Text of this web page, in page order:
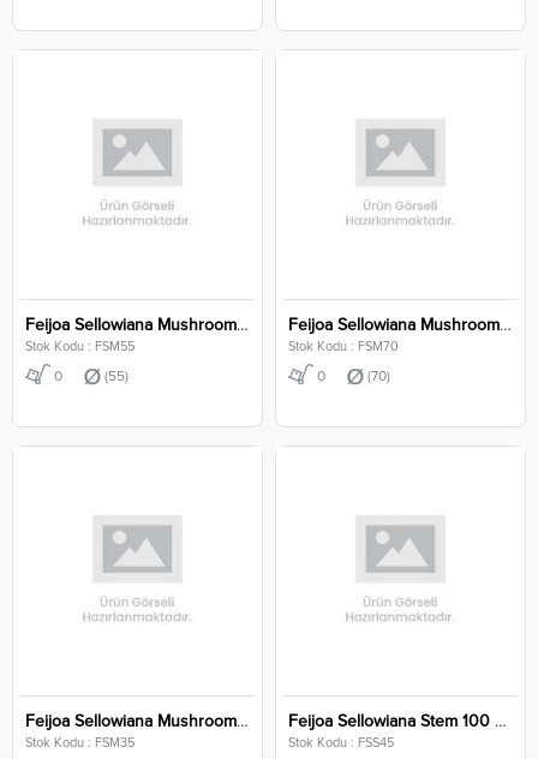
Feijoa Sellowiana Mushroom Clt 55
Stok Kodu : FSM55
0 (55)
Feijoa Sellowiana Mushroom Clt 70
Stok Kodu : FSM70
0 (70)
Feijoa Sellowiana Mushroom Clt 35
Stok Kodu : FSM35
Feijoa Sellowiana Stem 100 Cm Clt 45
Stok Kodu : FSS45